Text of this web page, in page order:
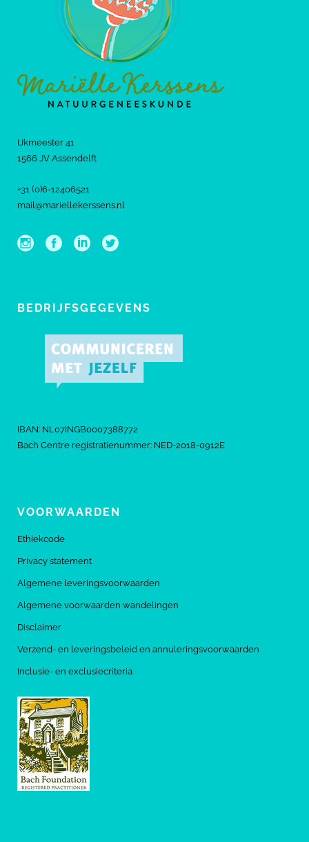
IJkmeester 41
1566 JV Assendelft
+31 (0)6-12406521
mail@mariellekerssens.nl
BEDRIJFSGEGEVENS
IBAN: NL07INGB0007388772
Bach Centre registratienummer: NED-2018-0912E
VOORWAARDEN
Ethiekcode
Privacy statement
Algemene leveringsvoorwaarden
Algemene voorwaarden wandelingen
Disclaimer
Verzend- en leveringsbeleid en annuleringsvoorwaarden
Inclusie- en exclusiecriteria